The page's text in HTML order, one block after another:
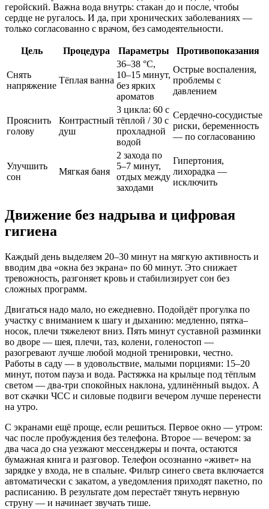
геройский. Важна вода внутрь: стакан до и после, чтобы
сердце не ругалось. И да, при хронических заболеваниях —
только согласованно с врачом, без самодеятельности.
Цель Процедура Параметры Противопоказания
Снять
напряжение
Тёплая ванна
36–38 °C,
10–15 минут,
без ярких
ароматов
Острые воспаления,
проблемы с
давлением
Прояснить
голову
Контрастный
душ
3 цикла: 60 с
тёплой / 30 с
прохладной
водой
Сердечно‑сосудистые
риски, беременность
— по согласованию
Улучшить
сон
Мягкая баня
2 захода по
5–7 минут,
отдых между
заходами
Гипертония,
лихорадка —
исключить
Движение без надрыва и цифровая
гигиена
Каждый день выделяем 20–30 минут на мягкую активность и
вводим два «окна без экрана» по 60 минут. Это снижает
тревожность, разгоняет кровь и стабилизирует сон без
сложных программ.
Двигаться надо мало, но ежедневно. Подойдёт прогулка по
участку с вниманием к шагу и дыханию: медленно, пятка–
носок, плечи тяжелеют вниз. Пять минут суставной разминки
во дворе — шея, плечи, таз, колени, голеностоп —
разогревают лучше любой модной тренировки, честно.
Работы в саду — в удовольствие, малыми порциями: 15–20
минут, потом пауза и вода. Растяжка на крыльце под тёплым
светом — два‑три спокойных наклона, удлинённый выдох. А
вот скачки ЧСС и силовые подвиги вечером лучше перенести
на утро.
С экранами ещё проще, если решиться. Первое окно — утром:
час после пробуждения без телефона. Второе — вечером: за
два часа до сна уезжают мессенджеры и почта, остаются
бумажная книга и разговор. Телефон осознанно «живет» на
зарядке у входа, не в спальне. Фильтр синего света включается
автоматически с закатом, а уведомления приходят пакетно, по
расписанию. В результате дом перестаёт тянуть нервную
струну — и начинает звучать тише.